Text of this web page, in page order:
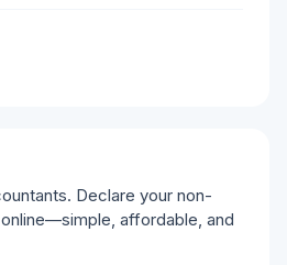
Declare your non-
affordable, and